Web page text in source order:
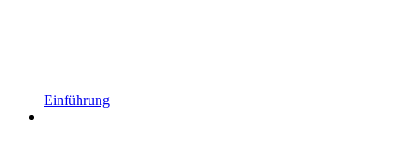
Einführung